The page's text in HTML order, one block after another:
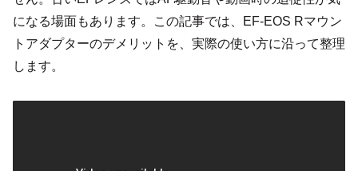
になる場面もあります。この記事では、EF-EOS Rマウン
トアダプターのデメリットを、実際の使い方に沿って整理
します。